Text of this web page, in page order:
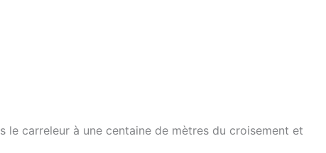
le carreleur à une centaine de mètres du croisement et